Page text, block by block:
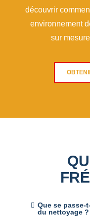
découvrir
environnement
sur
Que se
du nettoyage ?